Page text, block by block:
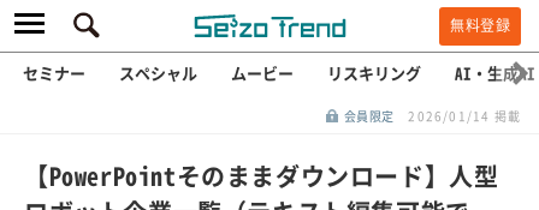
無料登録
セミナー スペシャル ムービー リスキリング AI・生成AI
会員限定 2026/01/14 掲載
【PowerPointそのままダウンロード】人型